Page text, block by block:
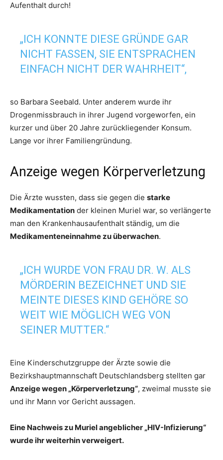
Aufenthalt durch!
„ICH KONNTE DIESE GRÜNDE GAR
NICHT FASSEN, SIE ENTSPRACHEN
EINFACH NICHT DER WAHRHEIT“,
so Barbara Seebald. Unter anderem wurde ihr
Drogenmissbrauch in ihrer Jugend vorgeworfen, ein
kurzer und über 20 Jahre zurückliegender Konsum.
Lange vor ihrer Familiengründung.
Anzeige wegen Körperverletzung
Die Ärzte wussten, dass sie gegen die starke
Medikamentation der kleinen Muriel war, so verlängerte
man den Krankenhausaufenthalt ständig, um die
Medikamenteneinnahme zu überwachen.
„ICH WURDE VON FRAU DR. W. ALS
MÖRDERIN BEZEICHNET UND SIE
MEINTE DIESES KIND GEHÖRE SO
WEIT WIE MÖGLICH WEG VON
SEINER MUTTER.“
Eine Kinderschutzgruppe der Ärzte sowie die
Bezirkshauptmannschaft Deutschlandsberg stellten gar
Anzeige wegen „Körperverletzung“, zweimal musste sie
und ihr Mann vor Gericht aussagen.
Eine Nachweis zu Muriel angeblicher „HIV-Infizierung“
wurde ihr weiterhin verweigert.